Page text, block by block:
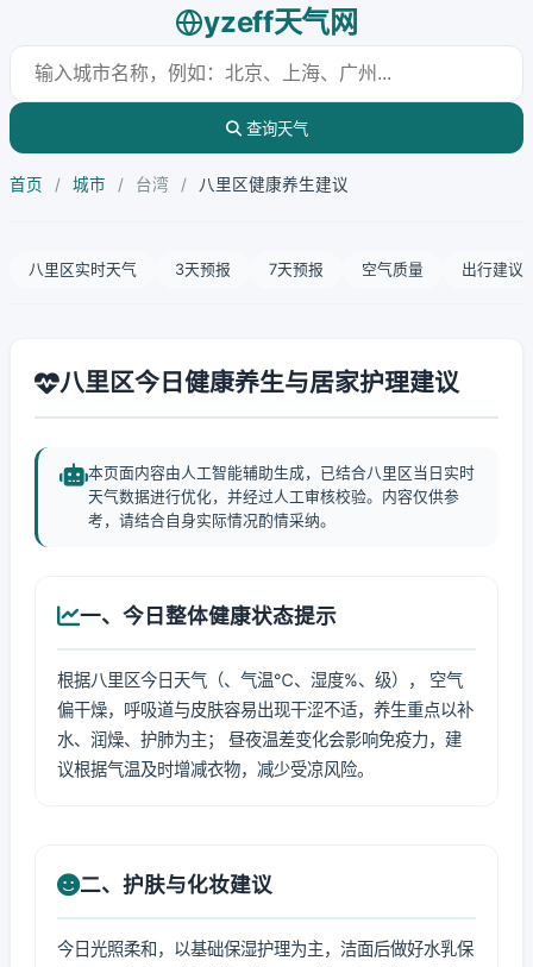
yzeff天气网
查询天气
首页 / 城市 / 台湾 / 八里区健康养生建议
八里区实时天气 3天预报 7天预报 空气质量 出行建议
八里区今日健康养生与居家护理建议
本页面内容由人工智能辅助生成，已结合八里区当日实时
天气数据进行优化，并经过人工审核校验。内容仅供参
考，请结合自身实际情况酌情采纳。
一、今日整体健康状态提示
根据八里区今日天气（、气温℃、湿度%、级）， 空气
偏干燥，呼吸道与皮肤容易出现干涩不适，养生重点以补
水、润燥、护肺为主； 昼夜温差变化会影响免疫力，建
议根据气温及时增减衣物，减少受凉风险。
二、护肤与化妆建议
今日光照柔和，以基础保湿护理为主，洁面后做好水乳保